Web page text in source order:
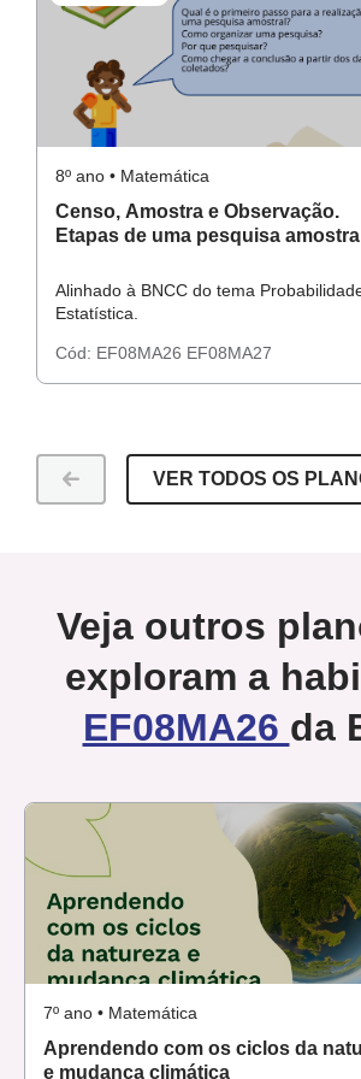
Resolução da Atividade
Caderno;
Borracha;
Atividades impressas em folhas,
8º ano • Matemática
Censo, Amostra e Observação.
Etapas de uma pesquisa amostral
Alinhado à BNCC do tema
Estatística.
Cód: EF08MA26 EF08MA27
VER TODOS OS
Veja outros
exploram a
EF08MA26 da
7º ano • Matemática
Aprendendo com os ciclos da
e mudança climática